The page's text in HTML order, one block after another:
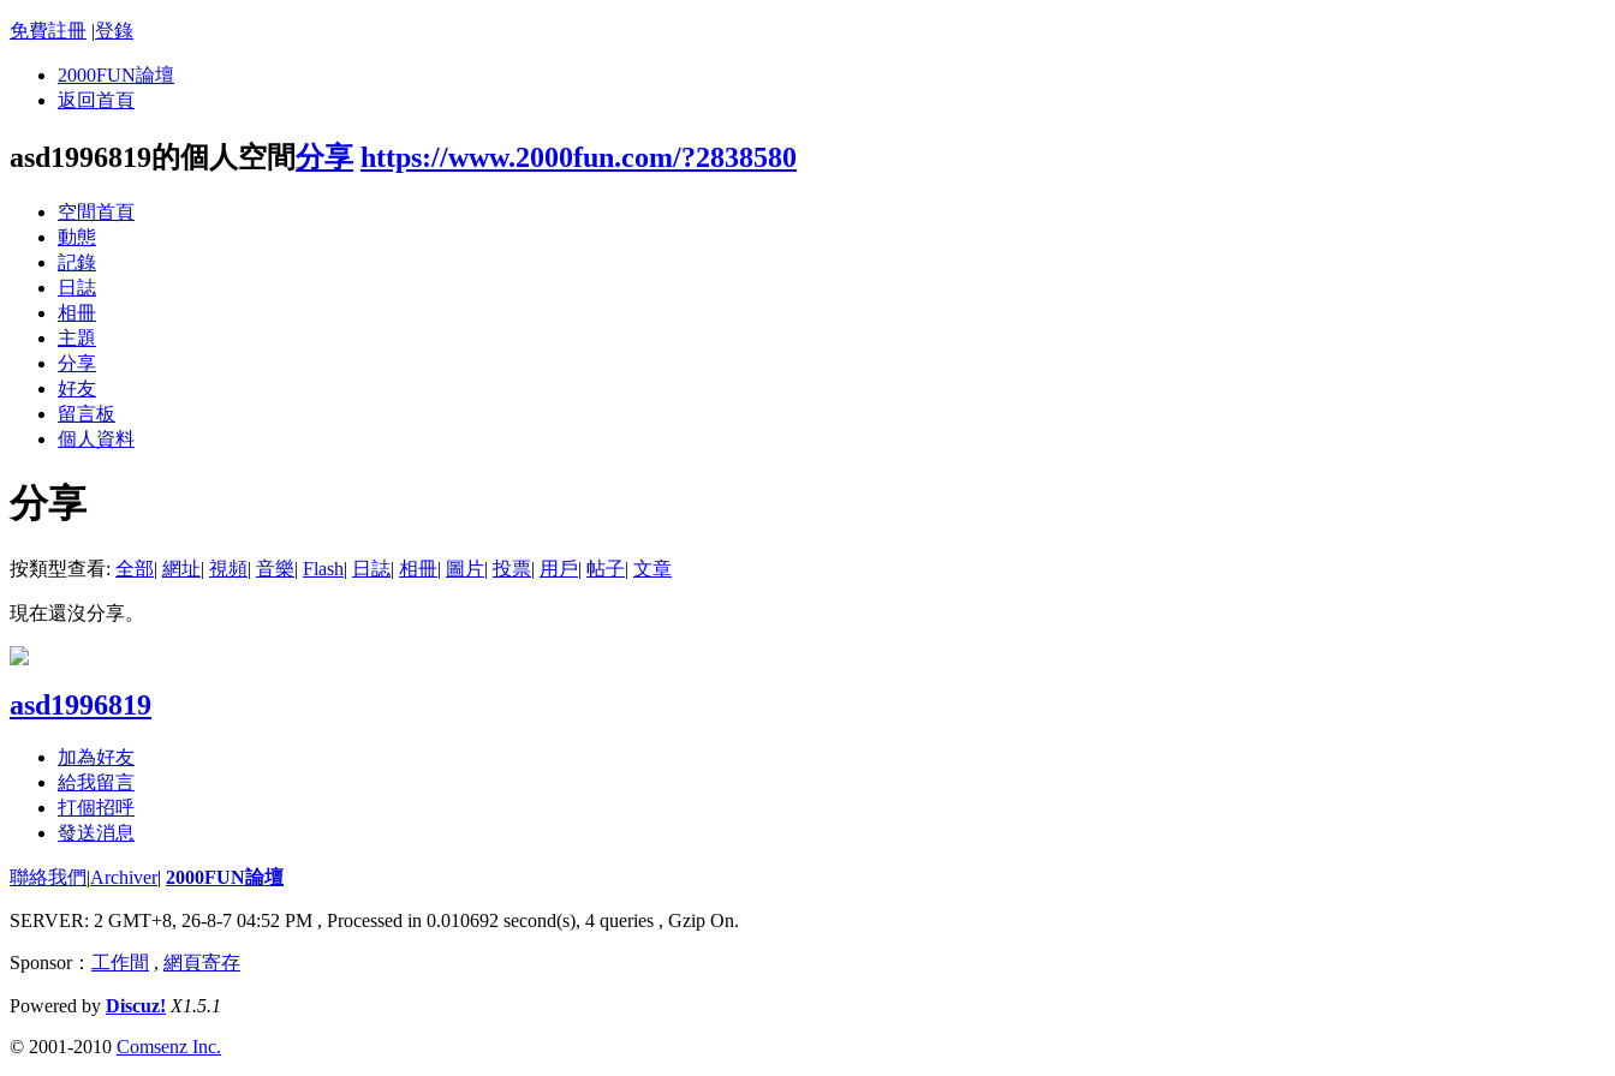
免費註冊 |登錄
2000FUN論壇
返回首頁
asd1996819的個人空間分享 https://www.2000fun.com/?2838580
空間首頁
動態
記錄
日誌
相冊
主題
分享
好友
留言板
個人資料
分享
按類型查看: 全部| 網址| 視頻| 音樂| Flash| 日誌| 相冊| 圖片| 投票| 用戶| 帖子| 文章
現在還沒分享。
asd1996819
加為好友
給我留言
打個招呼
發送消息
聯絡我們|Archiver| 2000FUN論壇
SERVER: 2 GMT+8, 26-8-7 04:52 PM , Processed in 0.010692 second(s), 4 queries , Gzip On.
Sponsor： 工作間 , 網頁寄存
Powered by Discuz! X1.5.1
© 2001-2010 Comsenz Inc.